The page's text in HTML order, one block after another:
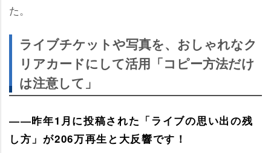
た。
ライブチケットや写真を、おしゃれなク
リアカードにして活用「コピー方法だけ
は注意して」
――昨年1月に投稿された「ライブの思い出の残
し方」が206万再生と大反響です！